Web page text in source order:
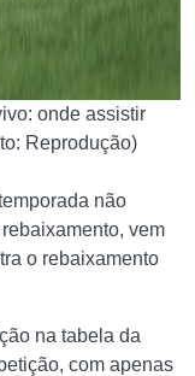
onde assistir
Reprodução)
não
vem
o rebaixamento
na tabela da
com apenas